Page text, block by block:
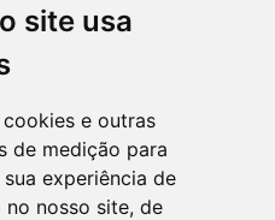
site usa
e outras
de medição para
experiência de
no nosso site, de
gratuitas
encomenda em qualquer
uma árvore! Leia mais